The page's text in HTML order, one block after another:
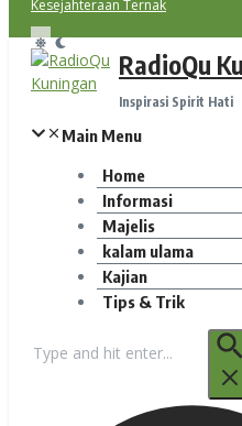
Kesejahteraan Ternak
RadioQu
Inspirasi Spirit Hati
Main Menu
Home
Informasi
Majelis
kalam ulama
Kajian
Tips & Trik
untuk: